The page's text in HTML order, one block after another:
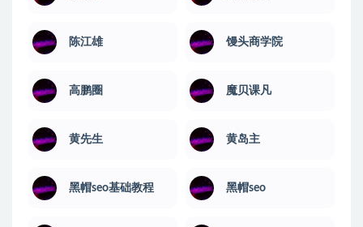
陈江雄 馒头商学院
高鹏圈 魔贝课凡
黄先生 黄岛主
黑帽seo基础教程 黑帽seo